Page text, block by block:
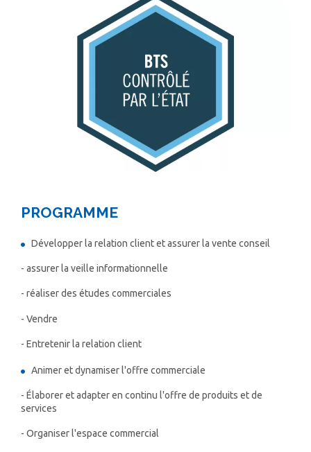
PROGRAMME
Développer la relation client et assurer la vente conseil
- assurer la veille informationnelle
- réaliser des études commerciales
- Vendre
- Entretenir la relation client
Animer et dynamiser l'offre commerciale
- Élaborer et adapter en continu l'offre de produits et de
services
- Organiser l'espace commercial